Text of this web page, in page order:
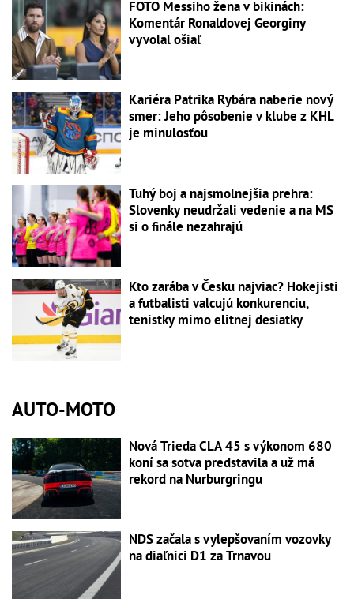
FOTO Messiho žena v bikinách:
Komentár Ronaldovej Georginy
vyvolal ošiaľ
Kariéra Patrika Rybára naberie nový
smer: Jeho pôsobenie v klube z KHL
je minulosťou
Tuhý boj a najsmolnejšia prehra:
Slovenky neudržali vedenie a na MS
si o finále nezahrajú
Kto zarába v Česku najviac? Hokejisti
a futbalisti valcujú konkurenciu,
tenistky mimo elitnej desiatky
AUTO-MOTO
Nová Trieda CLA 45 s výkonom 680
koní sa sotva predstavila a už má
rekord na Nurburgringu
NDS začala s vylepšovaním vozovky
na diaľnici D1 za Trnavou